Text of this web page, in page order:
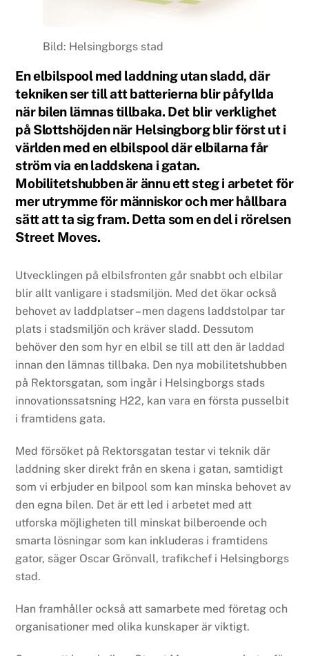
Bild: Helsingborgs stad
En elbilspool med laddning utan sladd, där
tekniken ser till att batterierna blir påfyllda
när bilen lämnas tillbaka. Det blir verklighet
på Slottshöjden när Helsingborg blir först ut i
världen med en elbilspool där elbilarna får
ström via en laddskena i gatan.
Mobilitetshubben är ännu ett steg i arbetet för
mer utrymme för människor och mer hållbara
sätt att ta sig fram. Detta som en del i rörelsen
Street Moves.
Utvecklingen på elbilsfronten går snabbt och elbilar
blir allt vanligare i stadsmiljön. Med det ökar också
behovet av laddplatser – men dagens laddstolpar tar
plats i stadsmiljön och kräver sladd. Dessutom
behöver den som hyr en elbil se till att den är laddad
innan den lämnas tillbaka. Den nya mobilitetshubben
på Rektorsgatan, som ingår i Helsingborgs stads
innovationssatsning H22, kan vara en första pusselbit
i framtidens gata.
Med försöket på Rektorsgatan testar vi teknik där
laddning sker direkt från en skena i gatan, samtidigt
som vi erbjuder en bilpool som kan minska behovet av
den egna bilen. Det är ett led i arbetet med att
utforska möjligheten till minskat bilberoende och
smarta lösningar som kan inkluderas i framtidens
gator, säger Oscar Grönvall, trafikchef i Helsingborgs
stad.
Han framhåller också att samarbete med företag och
organisationer med olika kunskaper är viktigt.